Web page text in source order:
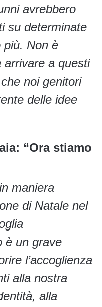
avrebbero
su determinate
più. Non è
arrivare a questi
noi genitori
delle idee
“Ora stiamo
maniera
di Natale nel
è un grave
l’accoglienza
alla nostra
alla